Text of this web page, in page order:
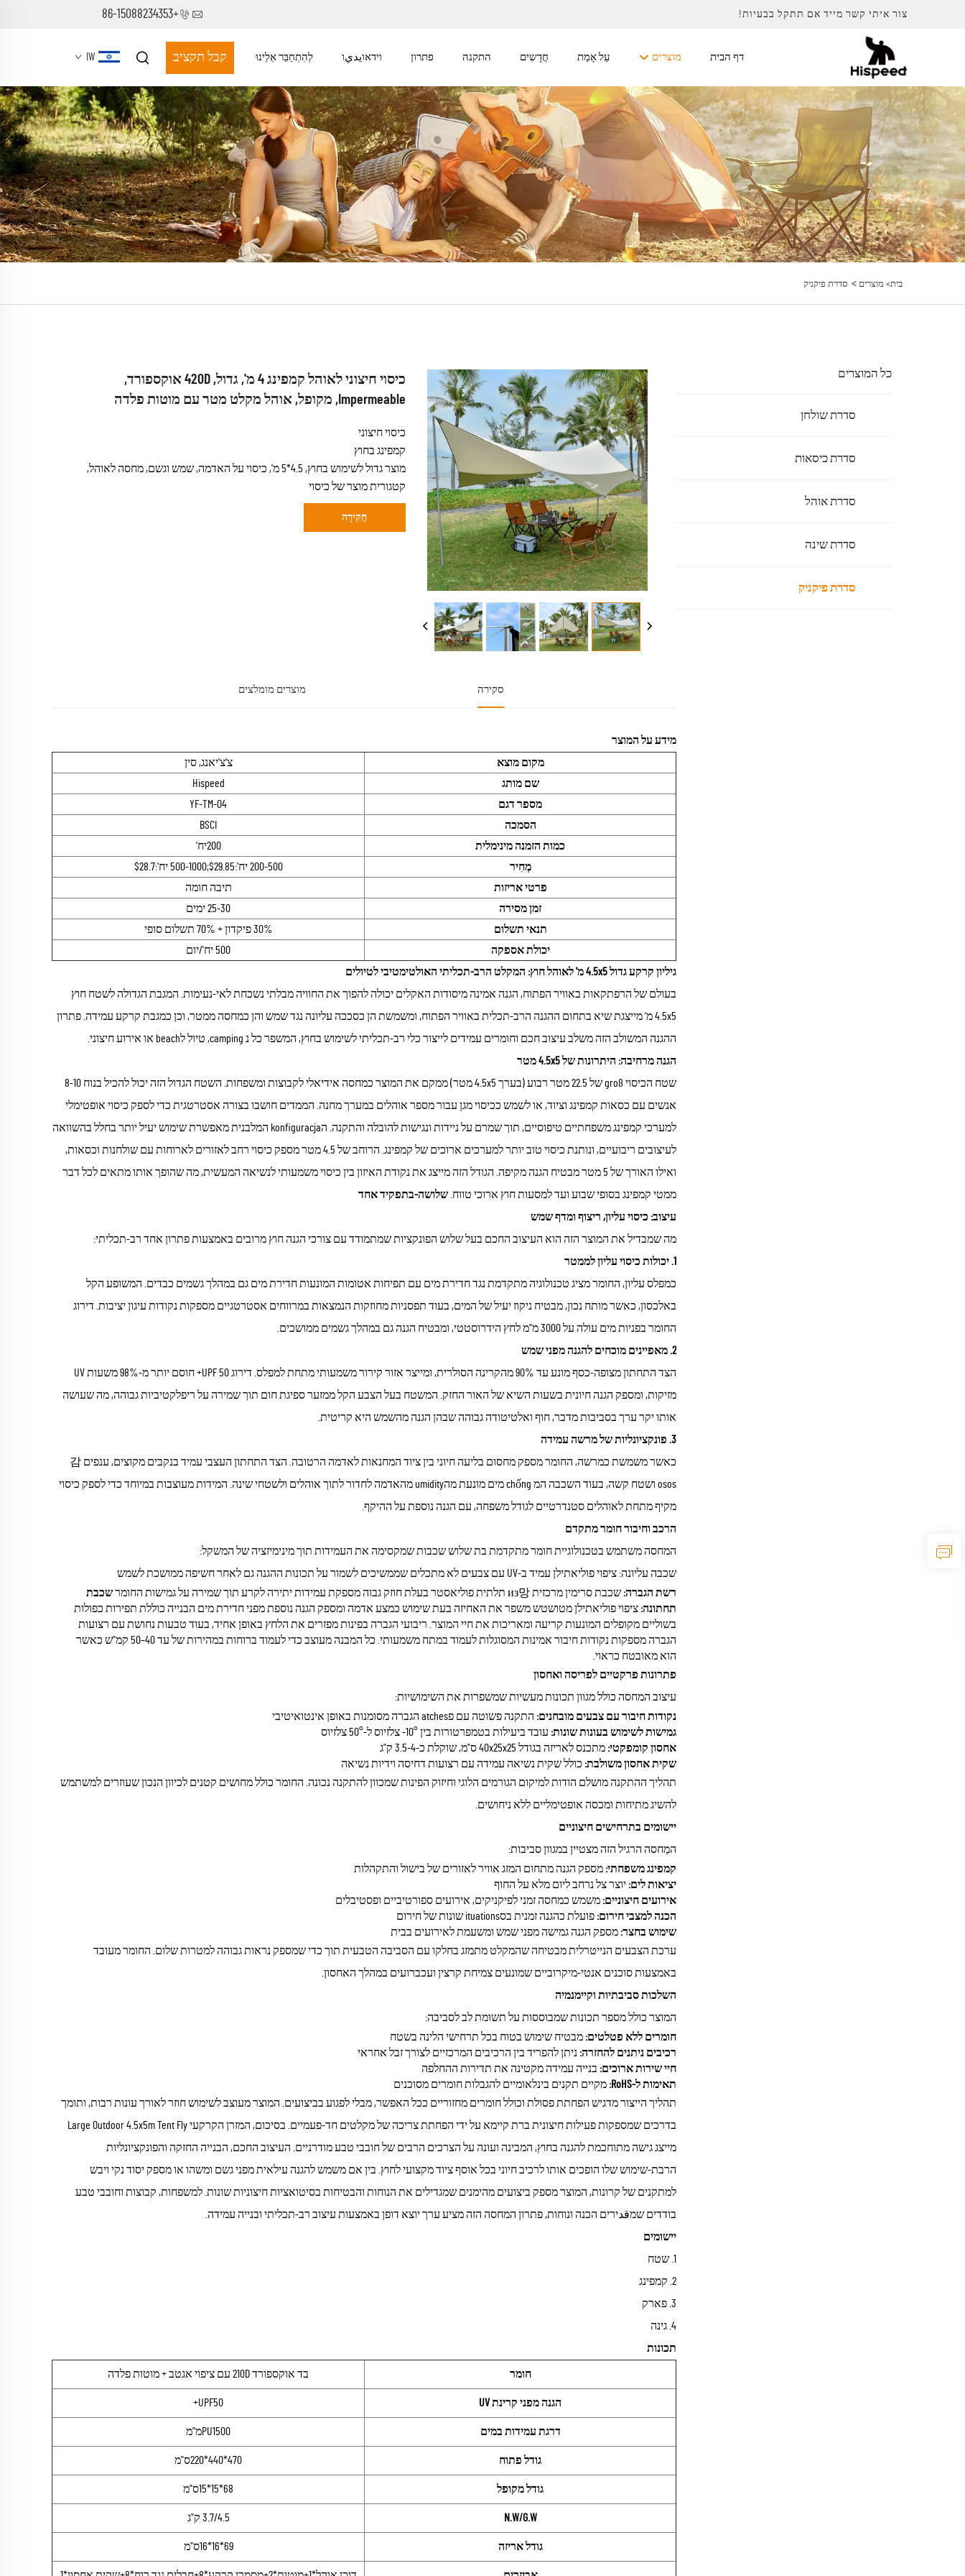
צור איתי קשר מייד אם תתקל בבעיות! +86-15088234353
דף הבית מוצרים עַל אָמַת חֲדָשִים התקנה פתרון וידאוيديו לְהִתְחַבֵּר אֵלֵינוּ קבל תקציב IW
בית> מוצרים > סדרת פיקניק
כל המוצרים
סדרת שולחן
סדרת כיסאות
סדרת אוהל
סדרת שינה
סדרת פיקניק
כיסוי חיצוני לאוהל קמפינג 4 מ', גדול, 420D אוקספורד,
Impermeable, מקופל, אוהל מקלט מטר עם מוטות פלדה
כיסוי חיצוני
קמפינג בחוץ
מוצר גדול לשימוש בחוץ, 4.5*5 מ', כיסוי על האדמה, שמש וגשם, מחסה לאוהל,
קטגורית מוצר של כיסוי
חֲקִירָה
סקירה מוצרים מומלצים
מידע על המוצר
מקום מוצא
צ'צ'יאנג, סין
שם מותג
Hispeed
מספר דגם
YF-TM-04
הסמכה
BSCI
כמות הזמנה מינימלית
200יח'
מְחִיר
200-500 יח':$29.85;500-1000 יח':$28.7
פרטי אריזות
תיבה חומה
זמן מסירה
25-30 ימים
תנאי תשלום
30% פיקדון + 70% תשלום סופי
יכולת אספקה
500 יח'/יום
גיליון קרקע גדול 4.5x5 מ' לאוהל חוץ: המקלט הרב-תכליתי האולטימטיבי לטיולים
בעולם של הרפתקאות באוויר הפתוח, הגנה אמינה מיסודות האקלים יכולה להפוך את החוויה מבלתי נשכחת לאי-נעימות. המגבת הגדולה לשטח חוץ
4.5x5 מ' מייצגת שיא בתחום ההגנה הרב-תכלית באוויר הפתוח, ומשמשת הן כסככה עליונה נגד שמש והן כמחסה ממטר, וכן כמגבת קרקע עמידה. פתרון
ההגנה המשולב הזה משלב עיצוב חכם וחומרים עמידים לייצור כלי רב-תכליתי לשימוש בחוץ, המשפר כל נ camping, טיול לbeach או אירוע חיצוני.
הגנה מרחיבה: היתרונות של 4.5x5 מטר
שטח הכיסוי groß של 22.5 מטר רבוע (בערך 4.5x5 מטר) ממקם את המוצר כמחסה אידיאלי לקבוצות ומשפחות. השטח הגדול הזה יכול להכיל בנוח 8-10
אנשים עם כסאות קמפינג וציוד, או לשמש ככיסוי מגן עבור מספר אוהלים במערך מחנה. הממדים חושבו בצורה אסטרטגית כדי לספק כיסוי אופטימלי
למערכי קמפינג משפחתיים טיפוסיים, תוך שמרם על ניידות ונגישות להובלה והתקנה. הkonfiguracja המלבנית מאפשרת שימוש יעיל יותר בחלל בהשוואה
לעיצובים ריבועיים, ונותנת כיסוי טוב יותר למערכים ארוכים של קמפינג. הרוחב של 4.5 מטר מספק כיסוי רחב לאזורים לארוחות עם שולחנות וכסאות,
ואילו האורך של 5 מטר מבטיח הגנה מקיפה. הגודל הזה מייצג את נקודת האיזון בין כיסוי משמעותי לנשיאה המעשית, מה שהופך אותו מתאים לכל דבר
ממטי קמפינג בסופי שבוע ועד למסעות חוץ ארוכי טווח. שלושה-בתפקיד אחד
עיצוב: כיסוי עליון, ריצוף ומדף שמש
מה שמבדיל את המוצר הזה הוא העיצוב החכם בעל שלוש הפונקציות שמתמודד עם צורכי הגנה חוץ מרובים באמצעות פתרון אחד רב-תכליתי:
1. יכולות כיסוי עליון לממטר
כמפלס עליון, החומר מציג טכנולוגיה מתקדמת נגד חדירת מים עם תפיחות אטומות המונעות חדירת מים גם במהלך גשמים כבדים. המשופע הקל
באלכסון, כאשר מותח נכון, מבטיח ניקוז יעיל של המים, בעוד תפסניות מחוזקות הנמצאות במרווחים אסטרטגיים מספקות נקודות עיגון יציבות. דירוג
החומר בפניות מים עולה על 3000 מ"מ לחץ הידרוסטטי, ומבטיח הגנה גם במהלך גשמים ממושכים.
2. מאפיינים מוכחים להגנה מפני שמש
הצד התחתון מצופה-כסף מונע עד 90% מהקרינה הסולרית, ומייצר אזור קירור משמעותי מתחת למפלס. דירוג UPF 50+ חוסם יותר מ-98% משעות UV
מזיקות, ומספק הגנה חיונית בשעות השיא של האור החזק. המשטח בעל הצבע הקל ממזער ספיגת חום תוך שמירה על ריפלקטיביות גבוהה, מה שעושה
אותו יקר ערך בסביבות מדבר, חוף ואלטיטודה גבוהה שבהן הגנה מהשמש היא קריטית.
3. פונקציונליות של מרשה עמידה
כאשר משמשת כמרשה, החומר מספק מחסום בליעה חיוני בין ציוד המחנאות לאדמה הרטובה. הצד התחתון העצבי עמיד בנקבים מקוצים, ענפים 감
osos ושטח קשה, בעוד השכבה המ chống מים מונעת מהumidity מהאדמה לחדור לתוך אוהלים ולשטחי שינה. המידות מעוצבות במיוחד כדי לספק כיסוי
מקיף מתחת לאוהלים סטנדרטיים לגודל משפחה, עם הגנה נוספת על ההיקף.
הרכב וחיבור חומר מתקדם
המחסה משתמש בטכנולוגיית חומר מתקדמת בת שלוש שכבות שמקסימה את העמידות תוך מינימיזציה של המשקל:
שכבה עליונה: ציפוי פוליאתילן עמיד ב-UV עם צבעים לא מתכלים שממשיכים לשמור על תכונות ההגנה גם לאחר חשיפה ממושכת לשמש
רשת הגברה: שכבת סרימין מרכזית из망 תלתית פוליאסטר בעלת חוזק גבוה מספקת עמידות יתירה לקרע תוך שמירה על גמישות החומר
שכבת
תחתונה: ציפוי פוליאתילן מטושטש משפר את האחיזה בעת שימוש כמצע אדמה ומספק הגנה נוספת מפני חדירת מים הבנייה כוללת תפירות כפולות
בשוליים מקופלים המונעות קריעה ומאריכות את חיי המוצר. ריבועי הגברה בפינות מפזרים את הלחץ באופן אחיד, בעוד טבעות נחושת עם רצועות
הגברה מספקות נקודות חיבור אמינות המסוגלות לעמוד במתח משמעותי. כל המבנה מעוצב כדי לעמוד ברוחות במהירות של עד 40–50 קמ"ש כאשר
הוא מאובטח כראוי.
פתרונות פרקטיים לפריסה ואחסון
עיצוב המחסה כולל מגוון תכונות מעשיות שמשפרות את השימושיות:
נקודות חיבור עם צבעים מובחנים: התקנה פשוטה עם פatches הגברה מסומנות באופן אינטואיטיבי
גמישות לשימוש בעונות שונות: עובד ביעילות בטמפרטורות בין ‎-10° צלזיוס ל-50° צלזיוס
אחסון קומפקטי: מתכנס לאריזה בגודל 40x25x25 ס"מ, שוקלת כ-3.5-4 ק"ג
שקית אחסון משולבת: כולל שקית נשיאה עמידה עם רצועות דחיסה וידיות נשיאה
תהליך ההתקנה מושלם הודות למיקום הגורמים הלוגי וחיזוק הפינות שמכוון להתקנה נכונה. החומר כולל מחושים קטנים לכיוון הנכון שעוזרים למשתמש
להשיג מתיחות ומכסה אופטימליים ללא ניחושים.
יישומים בתרחישים חיצוניים
המַחסה הרגיל הזה מצטיין במגוון סביבות:
קמפינג משפחתי: מספק הגנה מתחום המזג אוויר לאזורים של בישול והתקהלות
יציאות לים: יוצר צל נרחב ליום מלא על החוף
אירועים חיצוניים: משמש כמחסה זמני לפיקניקים, אירועים ספורטיביים ופסטיבלים
הכנה למצבי חירום: פועלת כהגנה זמנית בסituations שונות של חירום
שימוש בחצר: מספק הגנה גמישה מפני שמש ומשעמת לאירועים בבית
ערכת הצבעים הנייטרלית מבטיחה שהמקלט מתמזג בחלקו עם הסביבה הטבעית תוך כדי שמספק נראות גבוהה למטרות שלום. החומר מעובד
באמצעות סוכנים אנטי-מיקרוביים שמונעים צמיחת קרצין ועכברועים במהלך האחסון.
השלכות סביבתיות וקיימנמיה
המוצר כולל מספר תכונות שמבוססות על תשומת לב לסביבה:
חומרים ללא פטלטים: מבטיח שימוש בטוח בכל תרחישי הלינה בשטח
רכיבים ניתנים להחזרה: ניתן להפריד בין הרכיבים המרכזיים לצורך זבל אחראי
חיי שירות ארוכים: בנייה עמידה מקטינה את תדירות ההחלפה
תאימות ל-RoHS:
מקיים תקנים בינלאומיים להגבלות חומרים מסוכנים
תהליך הייצור מדגיש הפחתת פסולת וכולל חומרים מחזוריים ככל האפשר, מבלי לפגוע בביצועים. המוצר מעוצב לשימוש חוזר לאורך עונות רבות, ותומך
בדרכים שמספקות פעילות חיצונית ברת קיימא על ידי הפחתת צריכה של מקלטים חד-פעמיים. בסיכום, המזרן הקרקעי Large Outdoor 4.5x5m Tent Fly
מייצג גישה מתוחכמת להגנה בחוץ, המבינה ועונה על הצרכים הרבים של חובבי טבע מודרניים. העיצוב החכם, הבנייה החזקה והפונקציונליות
הרבת-שימוש שלו הופכים אותו לרכיב חיוני בכל אוסף ציוד מקצועי לחוץ. בין אם משמש להגנה עילאית מפני גשם ומשהו או מספק יסוד נקי ויבש
למתקנים של קרונות, המוצר מספק ביצועים מהימנים שמגדילים את הנוחות והבטיחות בסיטואציות חיצוניות שונות. למשפחות, קבוצות וחובבי טבע
בודדים שמقدירים הכנה ונוחות, פתרון המחסה הזה מציע ערך יוצא דופן באמצעות עיצוב רב-תכליתי ובנייה עמידה.
יישומים
1. שטח
2. קמפינג
3. פארק
4. גינה
תכונות
חומר בד אוקספורד 210D עם ציפוי אגטב + מוטות פלדה
הגנה מפני קרינת UV UPF50+
דרגת עמידות במים PU1500מ"מ
גודל פתוח 470*440*220ס"מ
גודל מקופל 68*15*15ס"מ
N.W/G.W 3.7/4.5 ק"ג
גודל אריזה 69*16*16ס"מ